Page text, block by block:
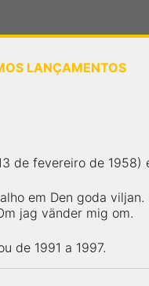
LANÇAMENTOS
de fevereiro de 1958)
em Den goda
jag vänder mig om.
de 1991 a 1997.